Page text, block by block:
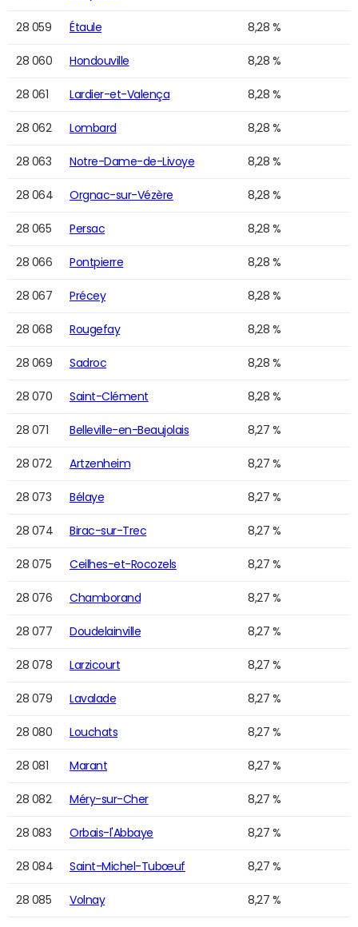
28 059 Étaule 8,28 %
28 060 Hondouville 8,28 %
28 061 Lardier-et-Valença 8,28 %
28 062 Lombard 8,28 %
28 063 Notre-Dame-de-Livoye 8,28 %
28 064 Orgnac-sur-Vézère 8,28 %
28 065 Persac 8,28 %
28 066 Pontpierre 8,28 %
28 067 Précey 8,28 %
28 068 Rougefay 8,28 %
28 069 Sadroc 8,28 %
28 070 Saint-Clément 8,28 %
28 071 Belleville-en-Beaujolais 8,27 %
28 072 Artzenheim 8,27 %
28 073 Bélaye 8,27 %
28 074 Birac-sur-Trec 8,27 %
28 075 Ceilhes-et-Rocozels 8,27 %
28 076 Chamborand 8,27 %
28 077 Doudelainville 8,27 %
28 078 Larzicourt 8,27 %
28 079 Lavalade 8,27 %
28 080 Louchats 8,27 %
28 081 Marant 8,27 %
28 082 Méry-sur-Cher 8,27 %
28 083 Orbais-l'Abbaye 8,27 %
28 084 Saint-Michel-Tubœuf 8,27 %
28 085 Volnay 8,27 %